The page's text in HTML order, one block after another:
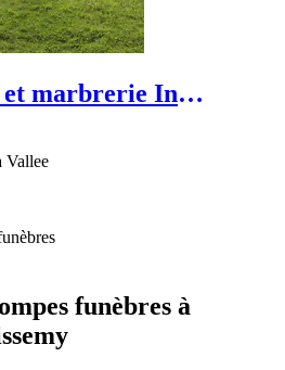
et marbrerie In
Vallee
funèbres à